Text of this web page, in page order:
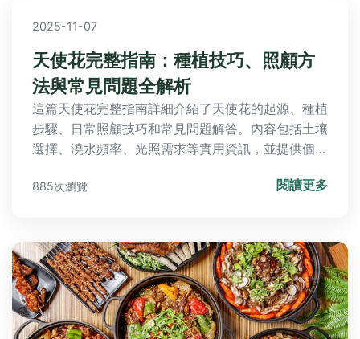
2025-11-07
天使花完整指南：種植技巧、照顧方
法與常見問題全解析
這篇天使花完整指南詳細介紹了天使花的起源、種植
步驟、日常照顧技巧和常見問題解答。內容包括土壤
選擇、澆水頻率、光照需求等實用資訊，並提供個人
的天使花。
885次瀏覽 閱讀更多